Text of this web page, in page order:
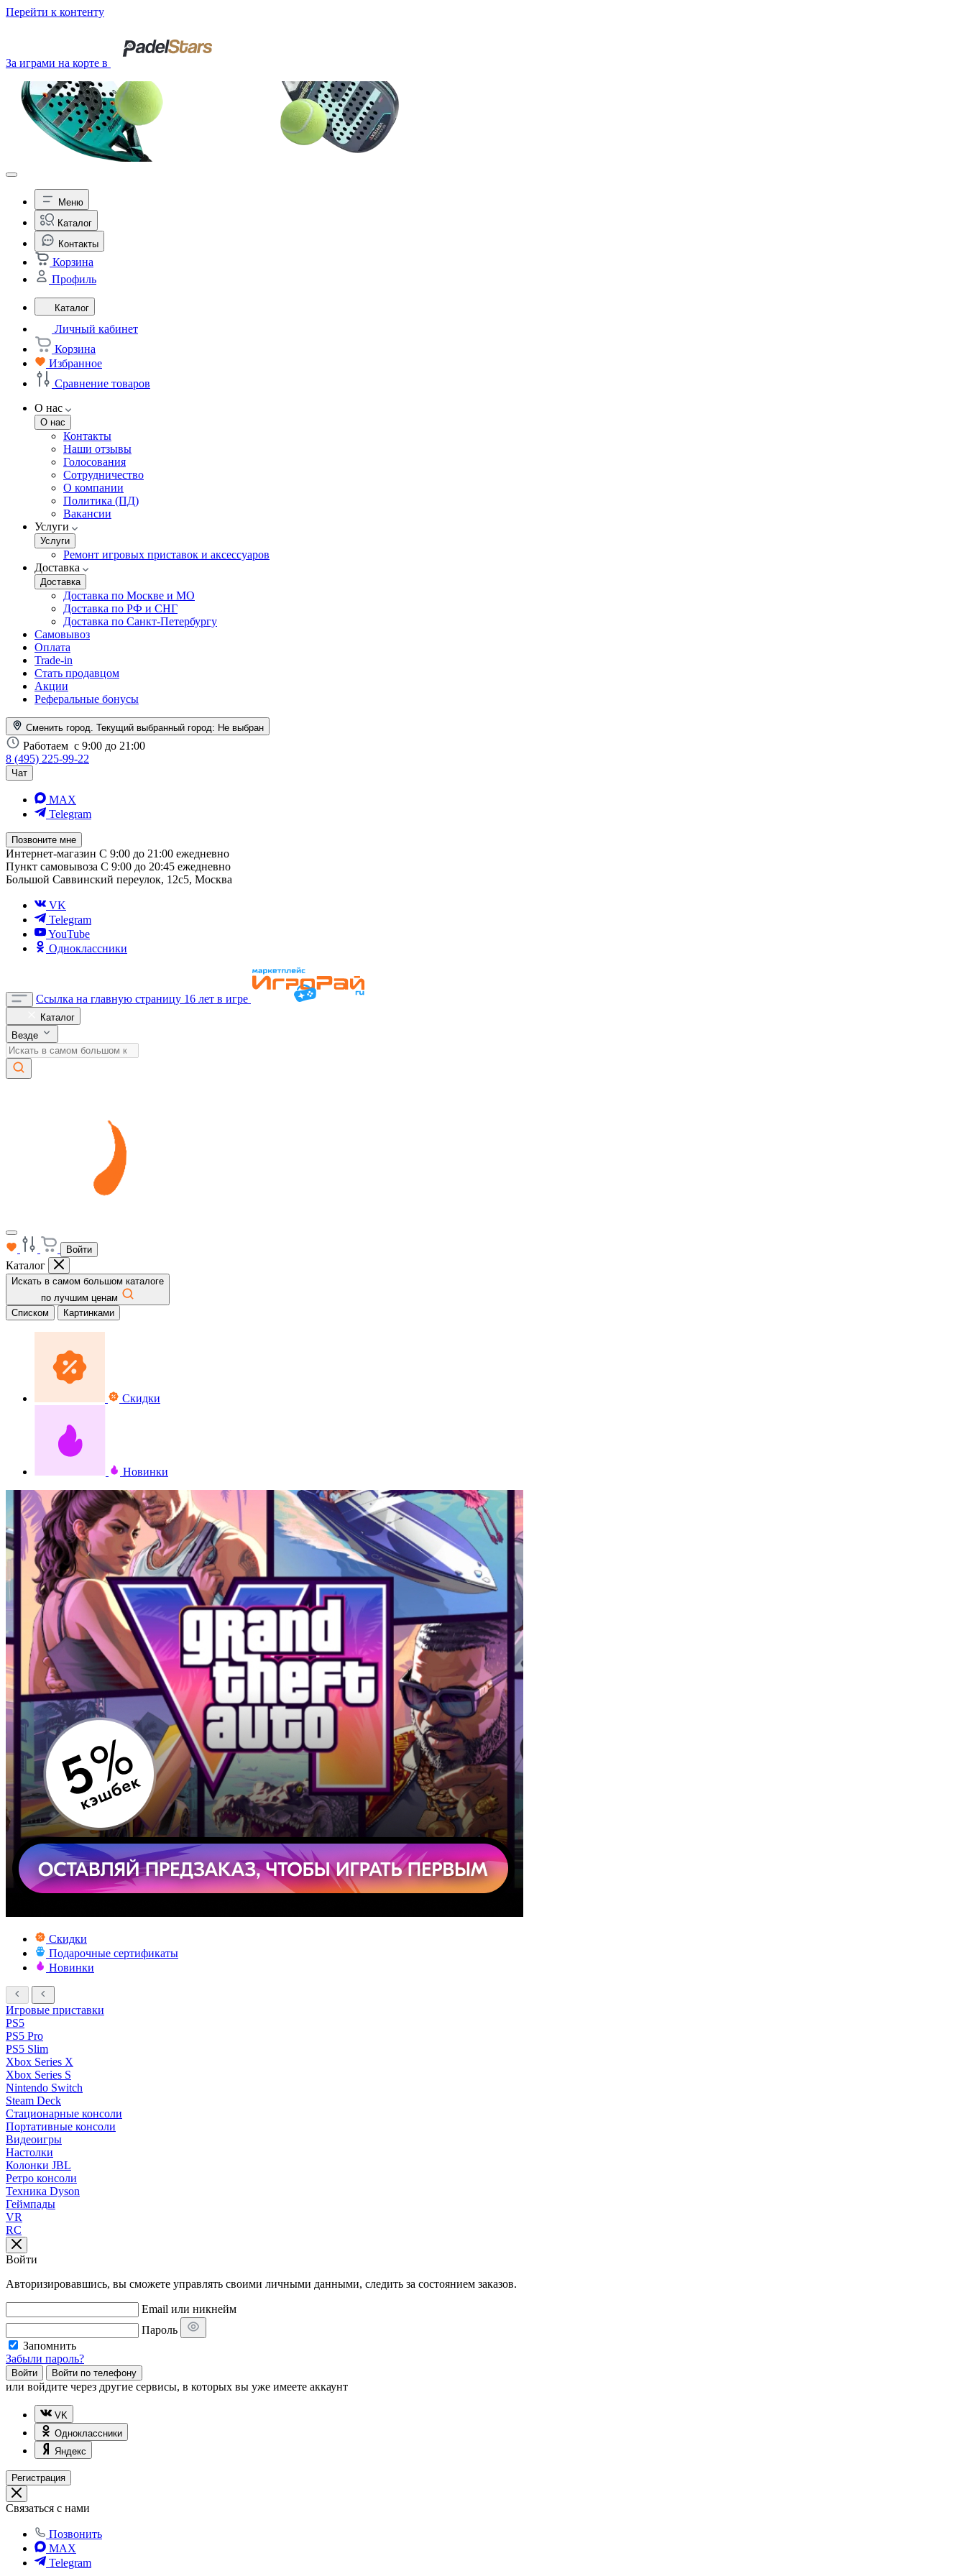
Перейти к контенту
За играми на корте в
Меню
Каталог
Контакты
Корзина
Профиль
Каталог
Личный кабинет
Корзина
Избранное
Сравнение товаров
О нас
О нас
Контакты
Наши отзывы
Голосования
Сотрудничество
О компании
Политика (ПД)
Вакансии
Услуги
Услуги
Ремонт игровых приставок и аксессуаров
Доставка
Доставка
Доставка по Москве и МО
Доставка по РФ и СНГ
Доставка по Санкт-Петербургу
Самовывоз
Оплата
Trade-in
Стать продавцом
Акции
Реферальные бонусы
Сменить город. Текущий выбранный город: Не выбран
Работаем с 9:00 до 21:00
8 (495) 225-99-22
Чат
MAX
Telegram
Позвоните мне
Интернет-магазин С 9:00 до 21:00 ежедневно
Пункт самовывоза С 9:00 до 20:45 ежедневно
Большой Саввинский переулок, 12с5, Москва
VK
Telegram
YouTube
Одноклассники
Ссылка на главную страницу 16 лет в игре
Каталог
Везде
Войти
Каталог
Искать в самом большом каталоге
по лучшим ценам
Списком
Картинками
Скидки
Новинки
Скидки
Подарочные сертификаты
Новинки
Игровые приставки
PS5
PS5 Pro
PS5 Slim
Xbox Series X
Xbox Series S
Nintendo Switch
Steam Deck
Стационарные консоли
Портативные консоли
Видеоигры
Настолки
Колонки JBL
Ретро консоли
Техника Dyson
Геймпады
VR
RC
Войти
Авторизировавшись, вы сможете управлять своими личными данными, следить за состоянием заказов.
Email или никнейм
Пароль
Запомнить
Забыли пароль?
Войти Войти по телефону
или войдите через другие сервисы, в которых вы уже имеете аккаунт
VK
Одноклассники
Яндекс
Регистрация
Связаться с нами
Позвонить
MAX
Telegram